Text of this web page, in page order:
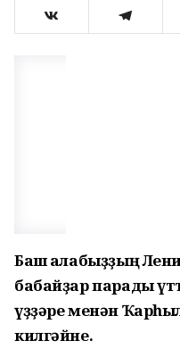
Баш ҡалабыҙҙың
бабайҙар парады
үҙҙәре менән
килгәйне.